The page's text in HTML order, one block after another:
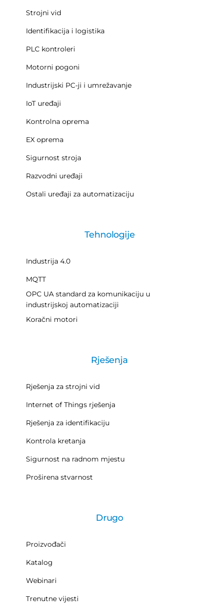
Strojni vid
Identifikacija i logistika
PLC kontroleri
Motorni pogoni
Industrijski PC-ji i umrežavanje
IoT uređaji
Kontrolna oprema
EX oprema
Sigurnost stroja
Razvodni uređaji
Ostali uređaji za automatizaciju
Tehnologije
Industrija 4.0
MQTT
OPC UA standard za komunikaciju u
industrijskoj automatizaciji
Koračni motori
Rješenja
Rješenja za strojni vid
Internet of Things rješenja
Rješenja za identifikaciju
Kontrola kretanja
Sigurnost na radnom mjestu
Proširena stvarnost
Drugo
Proizvođači
Katalog
Webinari
Trenutne vijesti